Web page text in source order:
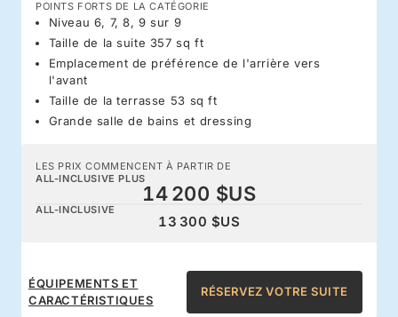
POINTS FORTS DE LA CATÉGORIE
Niveau 6, 7, 8, 9 sur 9
Taille de la suite 357 sq ft
Emplacement de préférence de l'arrière vers
l'avant
Taille de la terrasse 53 sq ft
Grande salle de bains et dressing
LES PRIX COMMENCENT À PARTIR DE
ALL-INCLUSIVE PLUS
14 200 $US
ALL-INCLUSIVE
13 300 $US
ÉQUIPEMENTS ET
CARACTÉRISTIQUES
RÉSERVEZ VOTRE SUITE